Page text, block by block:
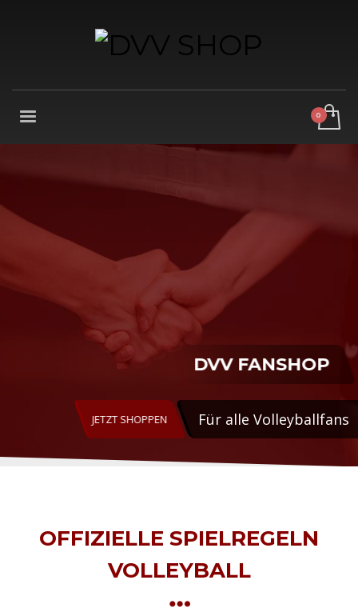
DVV FANSHOP
Für alle Volleyballfans
JETZT SHOPPEN
OFFIZIELLE SPIELREGELN
VOLLEYBALL